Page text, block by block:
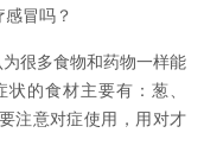
冒吗？
很多食物和药物一样能
的食材主要有：葱、
注意对症使用，用对才